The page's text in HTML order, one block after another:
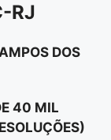
RJ
DOS
40 MIL